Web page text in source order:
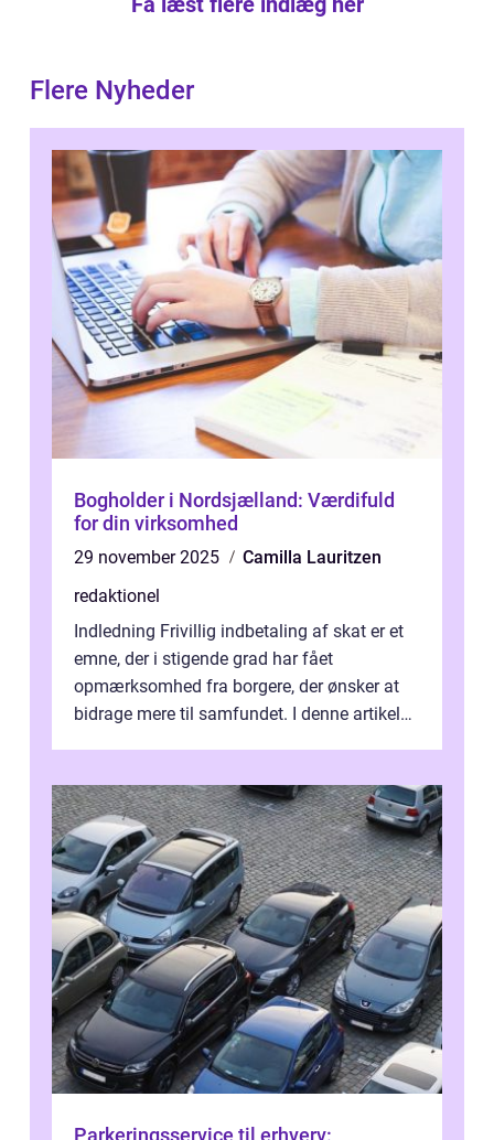
Flere Nyheder
Bogholder i Nordsjælland: Værdifuld
for din virksomhed
29 november 2025
Camilla Lauritzen
redaktionel
Indledning Frivillig indbetaling af skat er et
emne, der i stigende grad har fået
opmærksomhed fra borgere, der ønsker at
bidrage mere til samfundet. I denne artikel
Parkeringsservice til erhverv: